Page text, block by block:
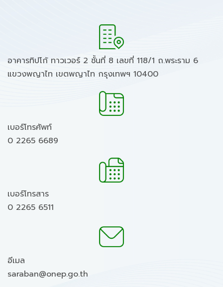
อาคารทิปโก้ ทาวเวอร์ 2 ชั้นที่ 8 เลขที่ 118/1 ถ.พระราม 6
แขวงพญาไท เขตพญาไท กรุงเทพฯ 10400
เบอร์โทรศัพท์
0 2265 6689
เบอร์โทรสาร
0 2265 6511
อีเมล
saraban@onep.go.th